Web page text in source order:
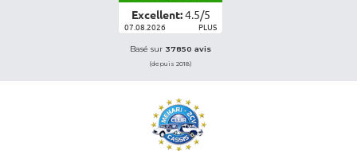
Excellent:4.5/5
07.08.2026 PLUS
Basé sur 37850 avis
(depuis 2018)